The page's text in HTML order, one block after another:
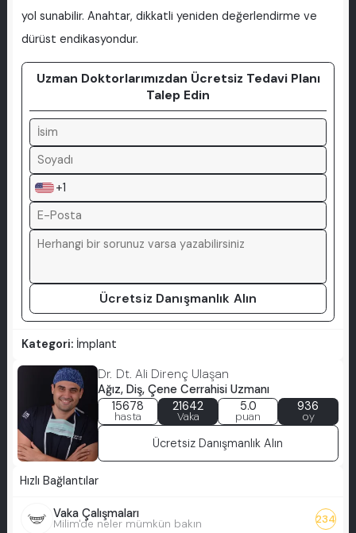
yol sunabilir. Anahtar, dikkatli yeniden değerlendirme ve
dürüst endikasyondur.
Uzman Doktorlarımızdan Ücretsiz Tedavi Planı
Talep Edin
+1
Ücretsiz Danışmanlık Alın
Kategori: İmplant
Dr. Dt. Ali Direnç Ulaşan
Ağız, Diş, Çene Cerrahisi Uzmanı
15678
hasta
21642
Vaka
5.0
puan
936
oy
Ücretsiz Danışmanlık Alın
Hızlı Bağlantılar
Vaka Çalışmaları
Milim'de neler mümkün bakın 234